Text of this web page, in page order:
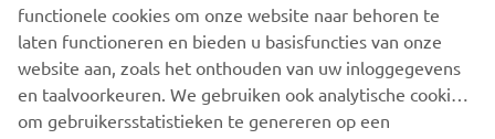
functionele cookies om onze website naar behoren te
laten functioneren en bieden u basisfuncties van onze
website aan, zoals het onthouden van uw inloggegevens
en taalvoorkeuren. We gebruiken ook analytische cookies
om gebruikersstatistieken te genereren op een